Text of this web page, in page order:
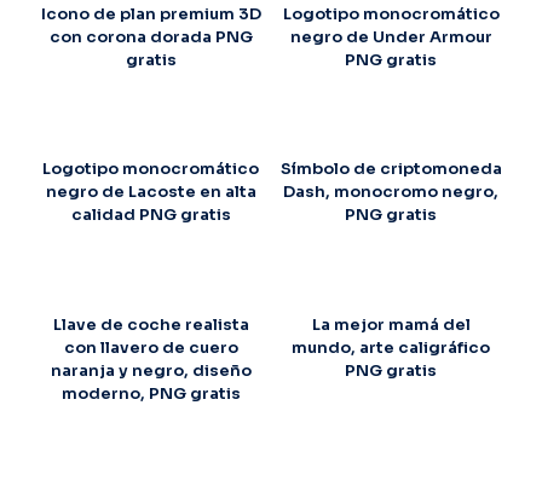
Icono de plan premium 3D
con corona dorada PNG
gratis
Logotipo monocromático
negro de Under Armour
PNG gratis
Logotipo monocromático
negro de Lacoste en alta
calidad PNG gratis
Símbolo de criptomoneda
Dash, monocromo negro,
PNG gratis
Llave de coche realista
con llavero de cuero
naranja y negro, diseño
moderno, PNG gratis
La mejor mamá del
mundo, arte caligráfico
PNG gratis